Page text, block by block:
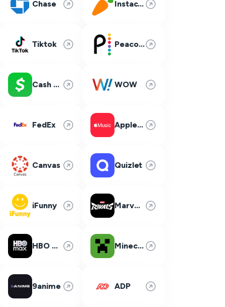
Chase Instacart
Tiktok Peacock
Cash App WOW
FedEx Apple Music
Canvas Quizlet
iFunny Marvel Rivals
HBO Max Minecraft
9anime ADP